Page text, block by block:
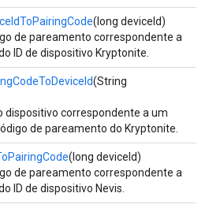
(long deviceId)
de pareamento correspondente a
ID de dispositivo Kryptonite.
(String
dispositivo correspondente a um
de pareamento do Kryptonite.
(long deviceId)
de pareamento correspondente a
ID de dispositivo Nevis.